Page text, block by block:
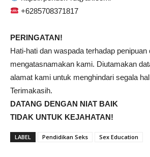
+6285708371817
PERINGATAN!
Hati-hati dan waspada terhadap penipuan
mengatasnamakan kami. Diutamakan
alamat kami untuk menghindari segala
Terimakasih.
DATANG DENGAN NIAT BAIK
TIDAK UNTUK KEJAHATAN!
LABEL Pendidikan Seks Sex Education